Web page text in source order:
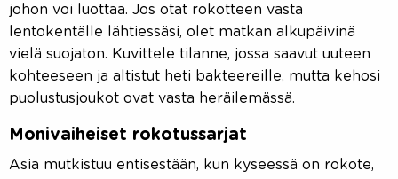
johon voi luottaa. Jos otat rokotteen vasta
lentokentälle lähtiessäsi, olet matkan alkupäivinä
vielä suojaton. Kuvittele tilanne, jossa saavut uuteen
kohteeseen ja altistut heti bakteereille, mutta kehosi
puolustusjoukot ovat vasta heräilemässä.
Monivaiheiset rokotussarjat
Asia mutkistuu entisestään, kun kyseessä on rokote,